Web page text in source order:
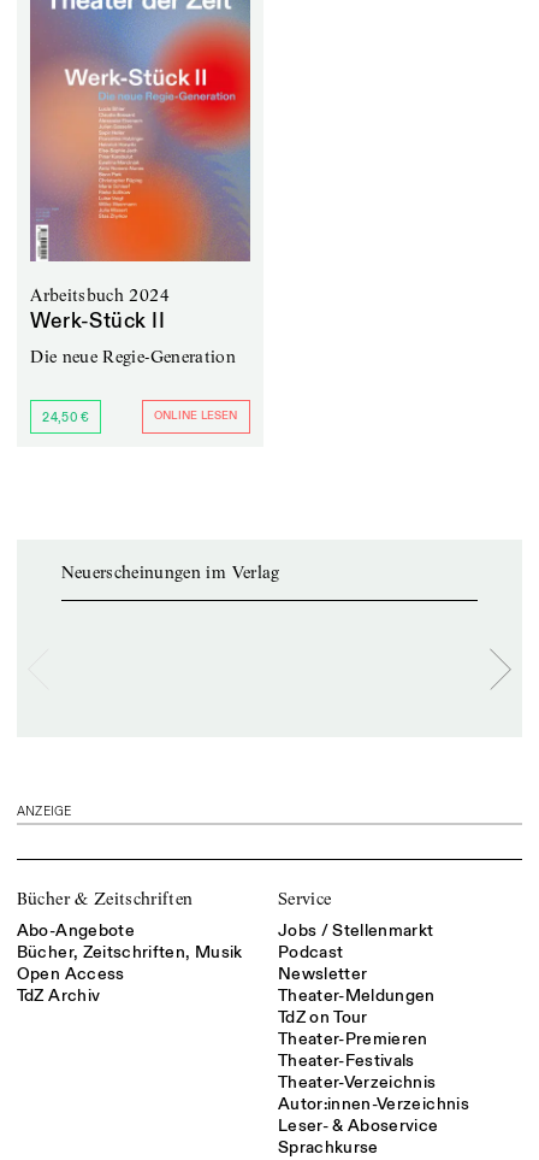
Arbeitsbuch 2024
Werk-Stück II
Die neue Regie-Generation
24,50 € ONLINE LESEN
Neuerscheinungen im Verlag
ANZEIGE
Bücher & Zeitschriften
Abo-Angebote
Bücher, Zeitschriften, Musik
Open Access
TdZ Archiv
Service
Jobs / Stellenmarkt
Podcast
Newsletter
Theater-Meldungen
TdZ on Tour
Theater-Premieren
Theater-Festivals
Theater-Verzeichnis
Autor:innen-Verzeichnis
Leser- & Aboservice
Sprachkurse